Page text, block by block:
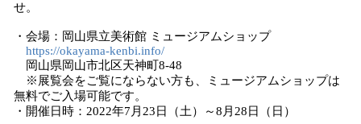
せ。
・会場：岡山県立美術館 ミュージアムショップ
https://okayama-kenbi.info/
岡山県岡山市北区天神町8-48
※展覧会をご覧にならない方も、ミュージアムショップは
無料でご入場可能です。
・開催日時：2022年7月23日（土）～8月28日（日）